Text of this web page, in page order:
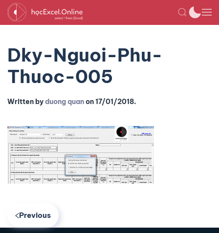
Dky-Nguoi-Phu-
Thuoc-005
Written byduong quanon17/01/2018.
Previous